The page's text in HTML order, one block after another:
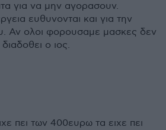
για να μην αγορασουν.
ευθυνονται και για την
Αν ολοι φορουσαμε μασκες δεν
ο ιος.
πει των 400ευρω τα ειχε πει